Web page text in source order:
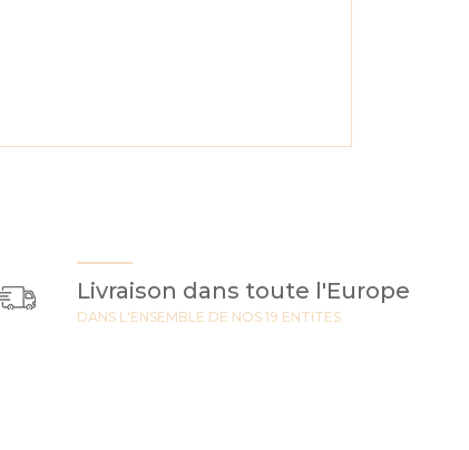
Livraison dans toute l'Europe
DANS L'ENSEMBLE DE NOS 19 ENTITES